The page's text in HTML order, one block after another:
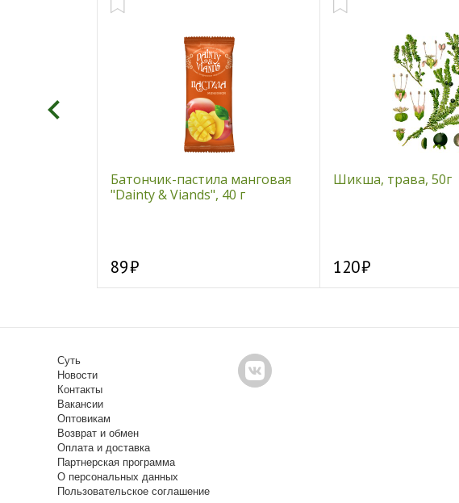
Батончик-пастила манговая
"Dainty & Viands", 40 г
89
Шикша, трава, 50г
120
Суть
Новости
Контакты
Вакансии
Оптовикам
Возврат и обмен
Оплата и доставка
Партнерская программа
О персональных данных
Пользовательское соглашение